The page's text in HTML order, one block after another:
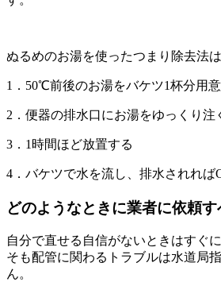
ぬるめのお湯を使ったつまり除去法
1．50℃前後のお湯をバケツ1杯分用
2．便器の排水口にお湯をゆっくり注
3．1時間ほど放置する
4．バケツで水を流し、排水されれば
どのようなときに業者に依頼す
自分で直せる自信がないときはすぐ
そも配管に関わるトラブルは水道局
ん。